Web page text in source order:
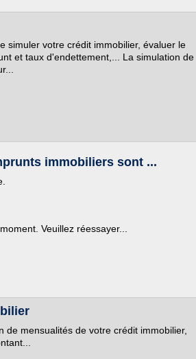
simuler votre crédit immobilier, évaluer le
et taux d'endettement,... La simulation de
immobiliers sont ...
Veuillez réessayer...
mensualités de votre crédit immobilier,